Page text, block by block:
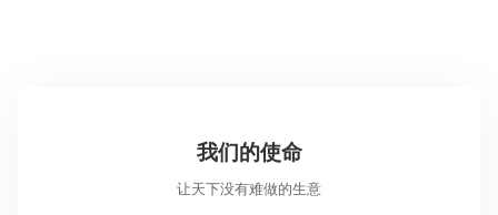
我们的使命
让天下没有难做的生意